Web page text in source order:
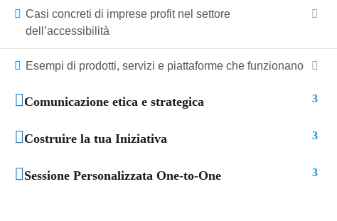
Casi concreti di imprese profit nel settore
dell’accessibilità
Esempi di prodotti, servizi e piattaforme che funzionano
Comunicazione etica e strategica 3
Costruire la tua Iniziativa 3
Sessione Personalizzata One-to-One 3